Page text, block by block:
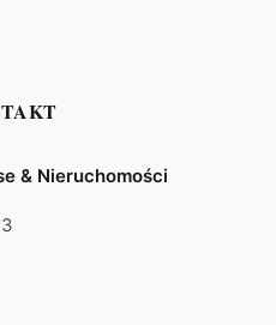
& Nieruchomości